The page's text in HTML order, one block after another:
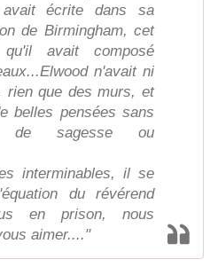
écrite dans sa
de Birmingham, cet
avait composé
n'avait ni
rien que des murs, et
belles pensées sans
de sagesse ou
interminables, il se
du révérend
en prison, nous
aimer...."